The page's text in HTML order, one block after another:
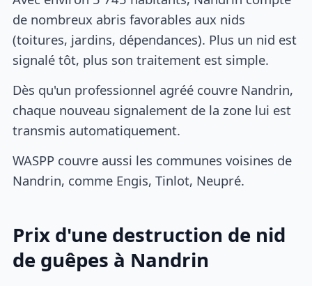
de nombreux abris favorables aux nids
(toitures, jardins, dépendances). Plus un nid est
signalé tôt, plus son traitement est simple.
Dès qu'un professionnel agréé couvre Nandrin,
chaque nouveau signalement de la zone lui est
transmis automatiquement.
WASPP couvre aussi les communes voisines de
Nandrin, comme Engis, Tinlot, Neupré.
Prix d'une destruction de nid
de guêpes à Nandrin